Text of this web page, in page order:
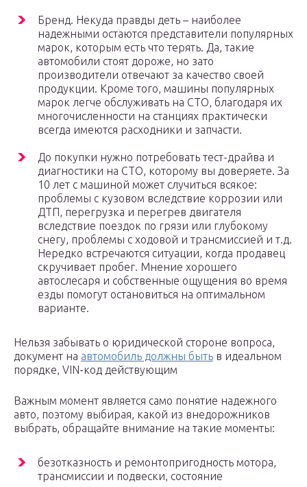
Бренд. Некуда правды деть – наиболее
надежными остаются представители популярных
марок, которым есть что терять. Да, такие
автомобили стоят дороже, но зато
производители отвечают за качество своей
продукции. Кроме того, машины популярных
марок легче обслуживать на СТО, благодаря их
многочисленности на станциях практически
всегда имеются расходники и запчасти.
До покупки нужно потребовать тест-драйва и
диагностики на СТО, которому вы доверяете. За
10 лет с машиной может случиться всякое:
проблемы с кузовом вследствие коррозии или
ДТП, перегрузка и перегрев двигателя
вследствие поездок по грязи или глубокому
снегу, проблемы с ходовой и трансмиссией и т.д.
Нередко встречаются ситуации, когда продавец
скручивает пробег. Мнение хорошего
автослесаря и собственные ощущения во время
езды помогут остановиться на оптимальном
варианте.
Нельзя забывать о юридической стороне вопроса,
документ на автомобиль должны быть в идеальном
порядке, VIN-код действующим
Важным момент является само понятие надежного
авто, поэтому выбирая, какой из внедорожников
выбрать, обращайте внимание на такие моменты:
безотказность и ремонтопригодность мотора,
трансмиссии и подвески, состояние